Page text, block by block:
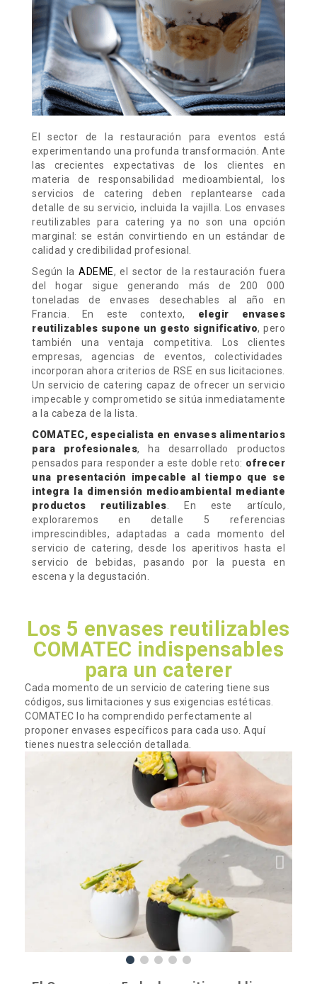
El sector de la restauración para eventos está
experimentando una profunda transformación. Ante
las crecientes expectativas de los clientes en
materia de responsabilidad medioambiental, los
servicios de catering deben replantearse cada
detalle de su servicio, incluida la vajilla. Los envases
reutilizables para catering ya no son una opción
marginal: se están convirtiendo en un estándar de
calidad y credibilidad profesional.
Según la ADEME, el sector de la restauración fuera
del hogar sigue generando más de 200 000
toneladas de envases desechables al año en
Francia. En este contexto, elegir envases
reutilizables supone un gesto significativo, pero
también una ventaja competitiva. Los clientes
empresas, agencias de eventos, colectividades
incorporan ahora criterios de RSE en sus licitaciones.
Un servicio de catering capaz de ofrecer un servicio
impecable y comprometido se sitúa inmediatamente
a la cabeza de la lista.
COMATEC, especialista en envases alimentarios
para profesionales, ha desarrollado productos
pensados para responder a este doble reto: ofrecer
una presentación impecable al tiempo que se
integra la dimensión medioambiental mediante
productos reutilizables . En este artículo,
exploraremos en detalle 5 referencias
imprescindibles, adaptadas a cada momento del
servicio de catering, desde los aperitivos hasta el
servicio de bebidas, pasando por la puesta en
escena y la degustación.
Los 5 envases reutilizables
COMATEC indispensables
para un caterer
Cada momento de un servicio de catering tiene sus
códigos, sus limitaciones y sus exigencias estéticas.
COMATEC lo ha comprendido perfectamente al
proponer envases específicos para cada uso. Aquí
tienes nuestra selección detallada.